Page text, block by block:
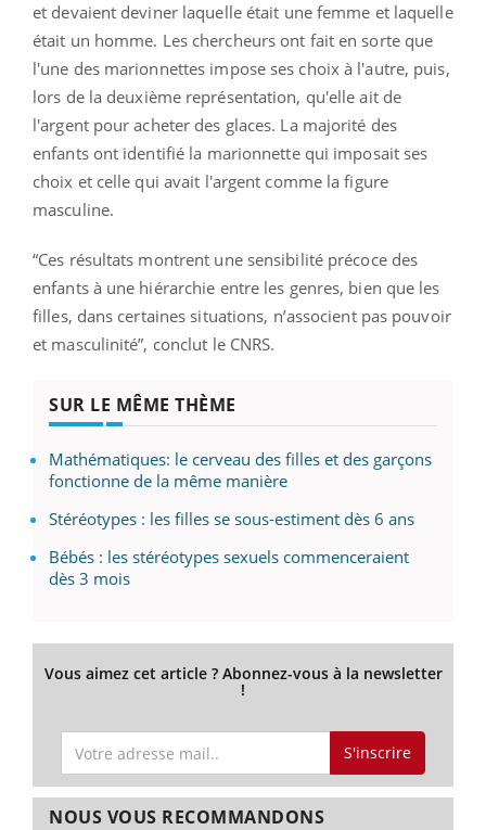
et devaient deviner laquelle était une femme et laquelle
était un homme. Les chercheurs ont fait en sorte que
l'une des marionnettes impose ses choix à l'autre, puis,
lors de la deuxième représentation, qu'elle ait de
l'argent pour acheter des glaces. La majorité des
enfants ont identifié la marionnette qui imposait ses
choix et celle qui avait l'argent comme la figure
masculine.
“Ces résultats montrent une sensibilité précoce des
enfants à une hiérarchie entre les genres, bien que les
filles, dans certaines situations, n’associent pas pouvoir
et masculinité”, conclut le CNRS.
SUR LE MÊME THÈME
Mathématiques: le cerveau des filles et des garçons
fonctionne de la même manière
Stéréotypes : les filles se sous-estiment dès 6 ans
Bébés : les stéréotypes sexuels commenceraient
dès 3 mois
Vous aimez cet article ? Abonnez-vous à la newsletter
!
S'inscrire
NOUS VOUS RECOMMANDONS